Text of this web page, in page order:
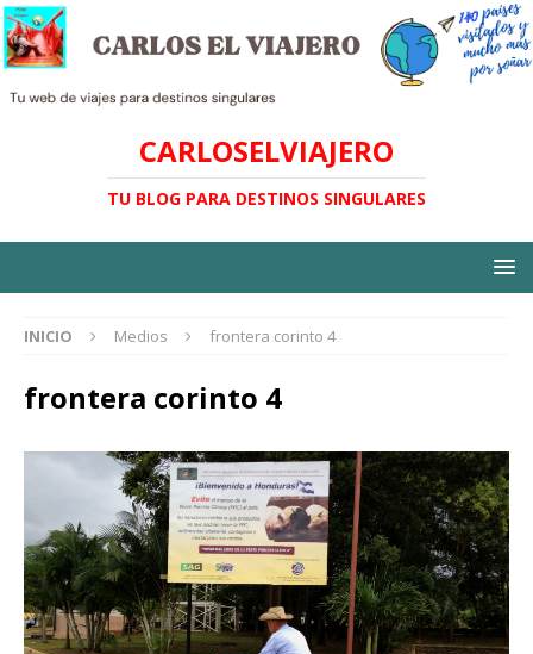
CARLOSELVIAJERO
TU BLOG PARA DESTINOS SINGULARES
INICIO Medios frontera corinto 4
frontera corinto 4